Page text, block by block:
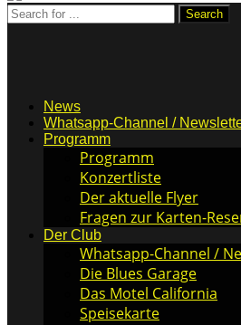
News
Whatsapp-Channel /
Programm
Programm
Konzertliste
Der aktuelle Flyer
Fragen zur Karten-
Der Club
Whatsapp-Channel /
Die Blues Garage
Das Motel California
Speisekarte